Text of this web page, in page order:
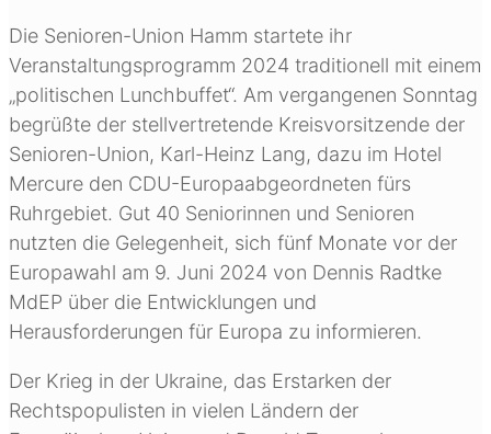
Die Senioren-Union Hamm startete ihr
Veranstaltungsprogramm 2024 traditionell mit einem
„politischen Lunchbuffet“. Am vergangenen Sonntag
begrüßte der stellvertretende Kreisvorsitzende der
Senioren-Union, Karl-Heinz Lang, dazu im Hotel
Mercure den CDU-Europaabgeordneten fürs
Ruhrgebiet. Gut 40 Seniorinnen und Senioren
nutzten die Gelegenheit, sich fünf Monate vor der
Europawahl am 9. Juni 2024 von Dennis Radtke
MdEP über die Entwicklungen und
Herausforderungen für Europa zu informieren.
Der Krieg in der Ukraine, das Erstarken der
Rechtspopulisten in vielen Ländern der